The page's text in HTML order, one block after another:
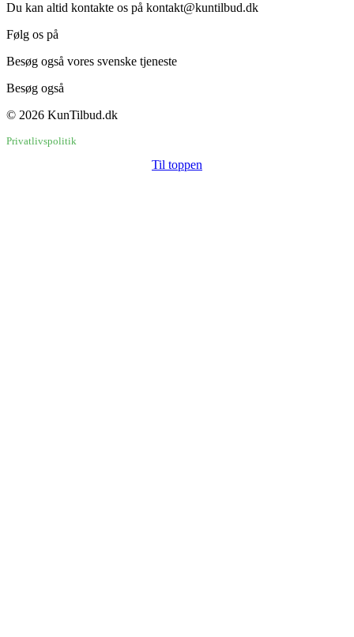
Du kan altid kontakte os på kontakt@kuntilbud.dk
Følg os på
Besøg også vores svenske tjeneste
Besøg også
© 2026 KunTilbud.dk
Privatlivspolitik
Til toppen